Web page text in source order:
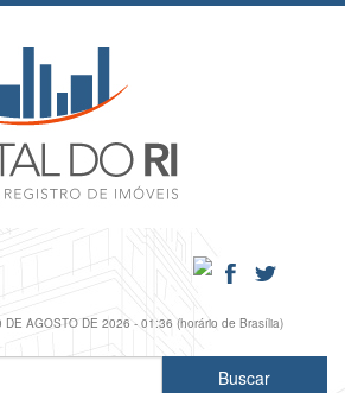
DE AGOSTO DE 2026 - 01:36 (horário de Brasília)